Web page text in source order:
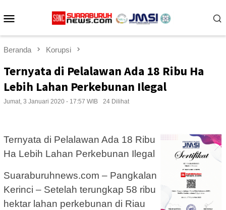
ke
Beranda Korupsi
Ternyata di Pelalawan Ada 18 Ribu Ha
Lebih Lahan Perkebunan Ilegal
Jumat, 3 Januari 2020 - 17:57 WIB 24 Dilihat
Ternyata di Pelalawan Ada 18 Ribu
Ha Lebih Lahan Perkebunan Ilegal
Suaraburuhnews.com – Pangkalan
Kerinci – Setelah terungkap 58 ribu
hektar lahan perkebunan di Riau